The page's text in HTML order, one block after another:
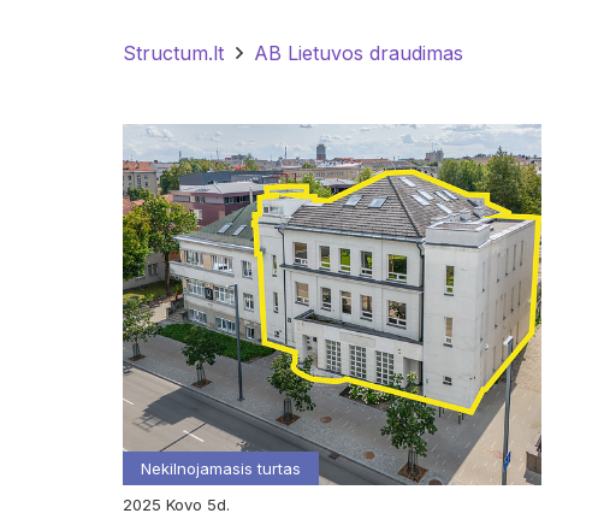
Structum.lt AB Lietuvos draudimas
Nekilnojamasis turtas
2025
kovo 5d.